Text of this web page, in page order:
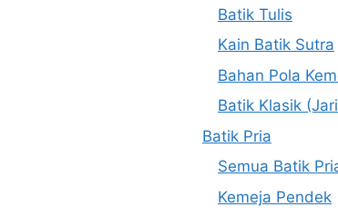
Batik Tulis
Kain Batik Sutra
Bahan Pola
Batik Klasik
Batik Pria
Semua Batik
Kemeja Pendek